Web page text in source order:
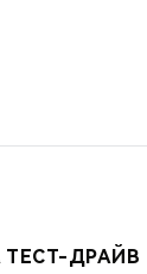
ТЕСТ-ДРАЙВ